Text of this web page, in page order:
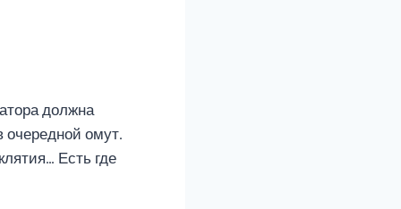
должна
омут.
Есть где